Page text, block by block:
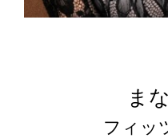
ま
フィッ